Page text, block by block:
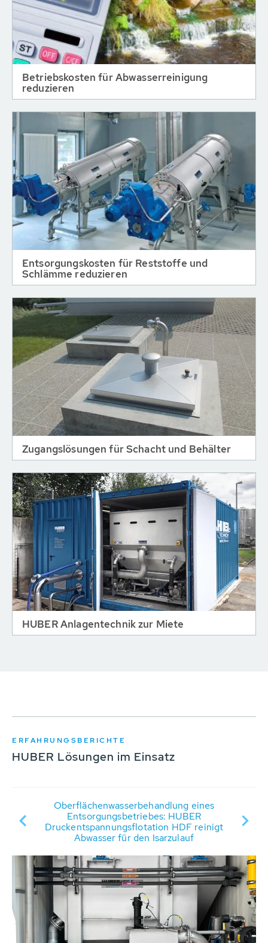
Betriebskosten für Abwasserreinigung
reduzieren
Entsorgungskosten für Reststoffe und
Schlämme reduzieren
Zugangslösungen für Schacht und Behälter
HUBER Anlagentechnik zur Miete
ERFAHRUNGSBERICHTE
HUBER Lösungen im Einsatz
Oberflächenwasserbehandlung eines
Entsorgungsbetriebes: HUBER
Druckentspannungsflotation HDF reinigt
Abwasser für den Isarzulauf